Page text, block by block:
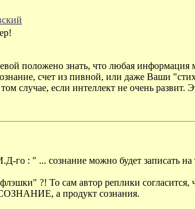
положено знать, что любая
счет из пивной, или даже Ваши
случае, если интеллект не очень
го : " ... сознание можно будет записать
?! То сам автор реплики
а продукт сознания.